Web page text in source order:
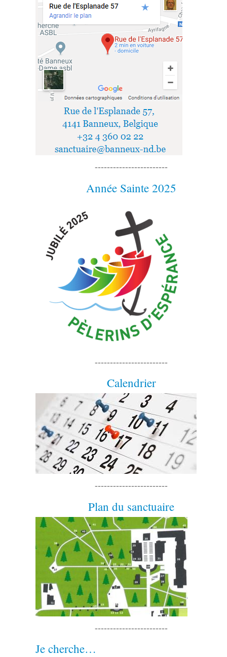
------------------------
Année Sainte 2025
------------------------
Calendrier
------------------------
Plan du sanctuaire
------------------------
Je cherche…